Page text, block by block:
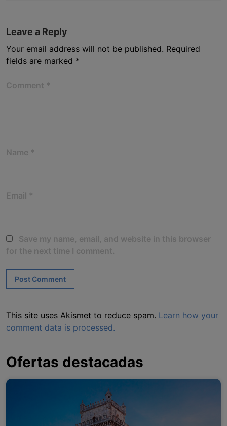
Leave a Reply
Your email address will not be published. Required
fields are marked *
Comment *
Name *
Email *
Save my name, email, and website in this browser
for the next time I comment.
This site uses Akismet to reduce spam. Learn how your
comment data is processed.
Ofertas destacadas